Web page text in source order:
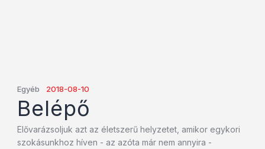
Egyéb 2018-08-10
Belépő
Elővarázsoljuk azt az életszerű helyzetet, amikor egykori
szokásunkhoz híven - az azóta már nem annyira -